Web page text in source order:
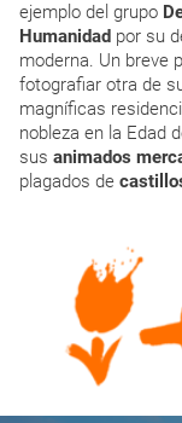
ejemplo del grupo
Humanidad por su
moderna. Un breve
fotografiar otra de
magníficas
nobleza en la Edad
sus animados
plagados de